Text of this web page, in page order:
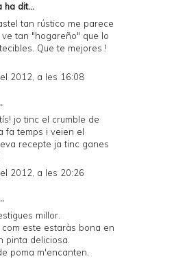
ha dit...
tan rústico me parece
tan "hogareño" que lo
Que te mejores !
2012, a les 16:08
jo tinc el crumble de
fa temps i veien el
recepte ja tinc ganes
2012, a les 20:26
millor.
com este estaràs bona en
pinta deliciosa.
poma m'encanten.